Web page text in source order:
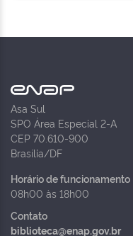
Asa Sul
SPO Área Especial 2-A
CEP 70.610-900
Brasília/DF
Horário de funcionamento
08h00 às 18h00
Contato
biblioteca@enap.gov.br